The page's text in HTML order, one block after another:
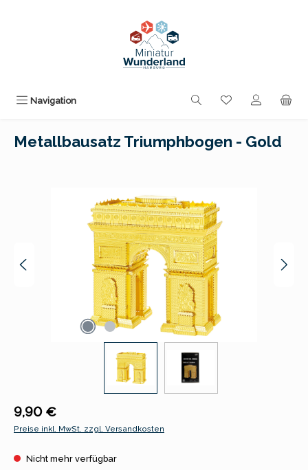
Navigation Du hast 0
Metallbausatz Triumphbogen - Gold
Regulärer Preis:
9,90 €
Preise inkl. MwSt. zzgl. Versandkosten
Nicht mehr verfügbar